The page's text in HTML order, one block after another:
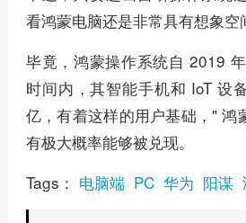
看鸿蒙电脑还是非常具有想象空
毕竟，鸿蒙操作系统自 2019
时间内，其智能手机和 IoT 设
亿，有着这样的用户基础，" 鸿
有极大概率能够被兑现。
Tags： 电脑端 PC 华为 阳谋